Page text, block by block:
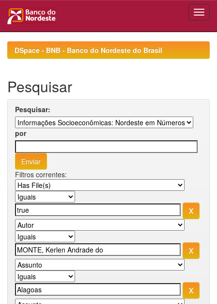
navigationDSpace - BNB - Banco do Nordeste do Brasil
Pesquisar
Pesquisar:
por
Filtros correntes: